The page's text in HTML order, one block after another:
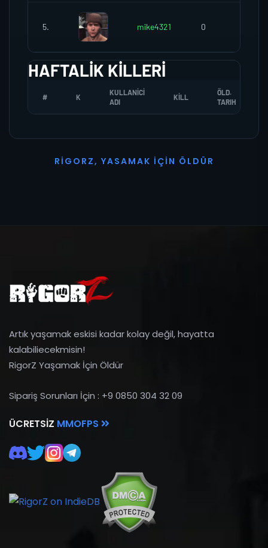
5. mike4321 0
HAFTALIK KILLERI
# K
KULLANICI
ADI
KILL
ÖLD.
TARIH
R I G O R Z, YASAMAK İ ÇI N Ö L D Ü R
Artık yaşamak eskisi kadar kolay değil, hayatta
kalabiliecekmisin!
RigorZ Yaşamak İçin Öldür
Sipariş Sorunları İçin : +9 0850 304 32 09
ÜCRETSIZ MMOFPS